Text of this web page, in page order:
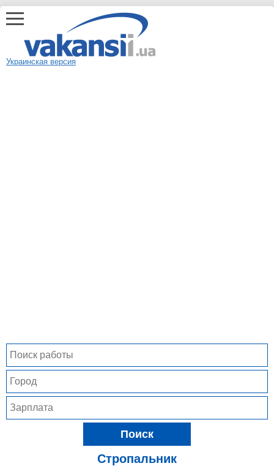
Украинская версия
Поиск
Стропальник